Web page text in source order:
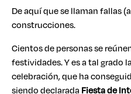
De aquí que se llaman fallas
construcciones.
Cientos de personas se
festividades. Y es a tal grado
celebración, que ha
siendo declarada Fiesta de